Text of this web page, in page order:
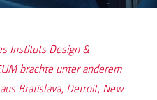
Instituts Design &
brachte unter anderem
Bratislava, Detroit, New